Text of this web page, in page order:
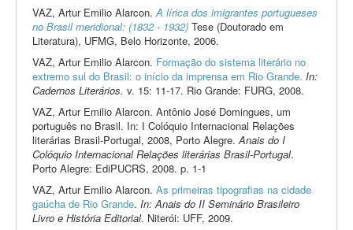
VAZ, Artur Emilio Alarcon. A lírica dos imigrantes portugueses
no Brasil meridional: (1832 - 1932) Tese (Doutorado em
Literatura), UFMG, Belo Horizonte, 2006.
VAZ, Artur Emilio Alarcon. Formação do sistema literário no
extremo sul do Brasil: o início da imprensa em Rio Grande. In:
Cadernos Literários. v. 15: 11-17. Rio Grande: FURG, 2008.
VAZ, Artur Emilio Alarcon. Antônio José Domingues, um
português no Brasil. In: I Colóquio Internacional Relações
literárias Brasil-Portugal, 2008, Porto Alegre. Anais do I
Colóquio Internacional Relações literárias Brasil-Portugal.
Porto Alegre: EdiPUCRS, 2008. p. 1-1
VAZ, Artur Emilio Alarcon. As primeiras tipografias na cidade
gaúcha de Rio Grande. In: Anais do II Seminário Brasileiro
Livro e História Editorial. Niterói: UFF, 2009.